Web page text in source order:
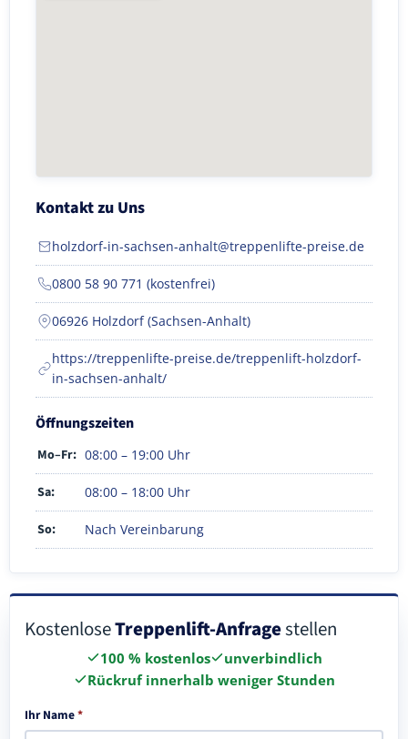
Kontakt zu Uns
holzdorf-in-sachsen-anhalt@treppenlifte-preise.de
0800 58 90 771 (kostenfrei)
06926 Holzdorf (Sachsen-Anhalt)
https://treppenlifte-preise.de/treppenlift-holzdorf-
in-sachsen-anhalt/
Öffnungszeiten
Mo–Fr: 08:00 – 19:00 Uhr
Sa: 08:00 – 18:00 Uhr
So: Nach Vereinbarung
KostenloseTreppenlift-Anfragestellen
100 % kostenlos
unverbindlich
Rückruf innerhalb weniger Stunden
Ihr Name*